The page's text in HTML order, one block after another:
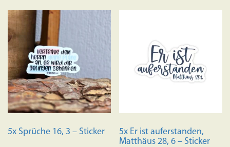
5x Sprüche 16, 3 – Sticker
5x Er ist auferstanden,
Matthäus 28, 6 – Sticker